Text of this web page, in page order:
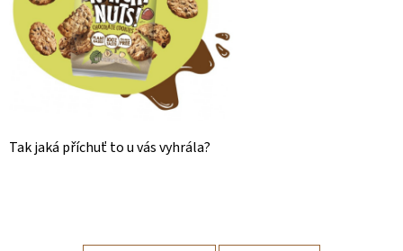
Tak jaká příchuť to u vás vyhrála?